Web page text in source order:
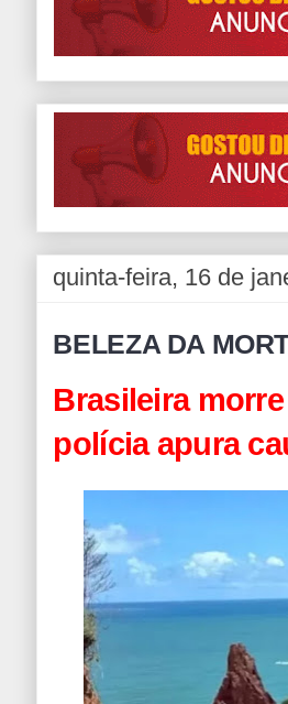
quinta-feira, 16 de
BELEZA DA
Brasileira
polícia apura